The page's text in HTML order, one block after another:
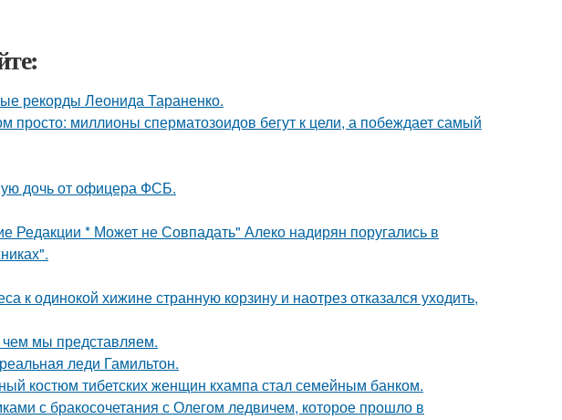
рекорды Леонида Тараненко.
просто: миллионы сперматозоидов бегут к цели, а побеждает самый
дочь от офицера ФСБ.
Редакции * Может не Совпадать" Алеко надирян поругались в
к одинокой хижине странную корзину и наотрез отказался уходить,
мы представляем.
леди Гамильтон.
костюм тибетских женщин кхампа стал семейным банком.
с бракосочетания с Олегом ледвичем, которое прошло в